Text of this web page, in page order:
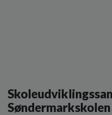
Søndermarkskolen